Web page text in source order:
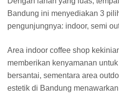
Bandung ini menyediakan 3
pengunjungnya: indoor, semi
Area indoor coffee shop
memberikan kenyamanan
bersantai, sementara area
estetik di Bandung